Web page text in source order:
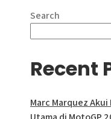
Search
Recent
Marc Marquez